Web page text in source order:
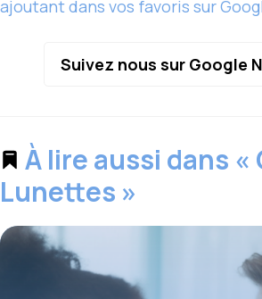
ajoutant dans vos favoris sur
Suivez nous sur Google
À lire aussi dans
Lunettes »